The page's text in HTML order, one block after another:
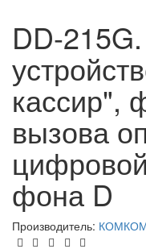
DD-
кассир",
вызова
фона D
Производитель: